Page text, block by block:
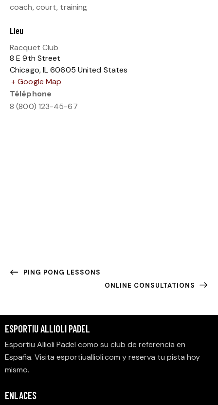
coach, court, training
Lieu
Racquet Club
8 E 9th Street
Chicago,IL 60605 United States
+ Google Map
Téléphone
8 (800) 123-45-67
PING PONG LESSONS
ONLINE CONSULTATIONS
ESPORTIU ALLIOLI PADEL
Esportiu Allioli Padel como su club de referencia en
España. Visita esportiuallioli.com y reserva tu pista hoy
mismo.
ENLACES